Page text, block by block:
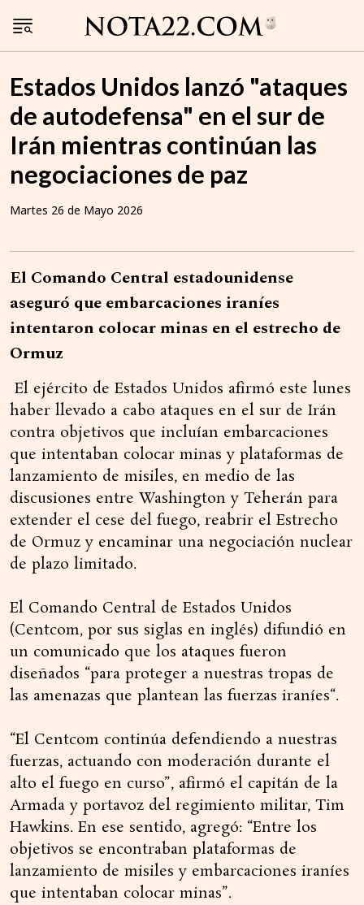
Estados Unidos lanzó "ataques
de autodefensa" en el sur de
Irán mientras continúan las
negociaciones de paz
Martes 26 de Mayo 2026
El Comando Central estadounidense
aseguró que embarcaciones iraníes
intentaron colocar minas en el estrecho de
Ormuz
El ejército de Estados Unidos afirmó este lunes
haber llevado a cabo ataques en el sur de Irán
contra objetivos que incluían embarcaciones
que intentaban colocar minas y plataformas de
lanzamiento de misiles, en medio de las
discusiones entre Washington y Teherán para
extender el cese del fuego, reabrir el Estrecho
de Ormuz y encaminar una negociación nuclear
de plazo limitado.
El Comando Central de Estados Unidos
(Centcom, por sus siglas en inglés) difundió en
un comunicado que los ataques fueron
diseñados “para proteger a nuestras tropas de
las amenazas que plantean las fuerzas iraníes“.
“El Centcom continúa defendiendo a nuestras
fuerzas, actuando con moderación durante el
alto el fuego en curso”, afirmó el capitán de la
Armada y portavoz del regimiento militar, Tim
Hawkins. En ese sentido, agregó: “Entre los
objetivos se encontraban plataformas de
lanzamiento de misiles y embarcaciones iraníes
que intentaban colocar minas”.